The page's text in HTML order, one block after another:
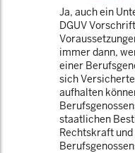
Ja, auch ein
DGUV
immer dann,
einer
sich
aufhalten
staatlichen
Rechtskraft